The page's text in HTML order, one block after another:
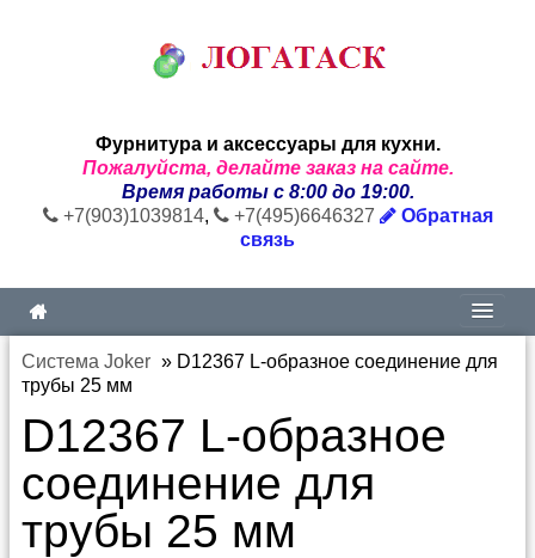
Фурнитура и аксессуары для кухни.
Пожалуйста, делайте заказ на сайте.
Время работы с 8:00 до 19:00.
+7(903)1039814, +7(495)6646327
Обратная
связь
Система Joker » D12367 L-образное соединение для
трубы 25 мм
D12367 L-образное
соединение для
трубы 25 мм